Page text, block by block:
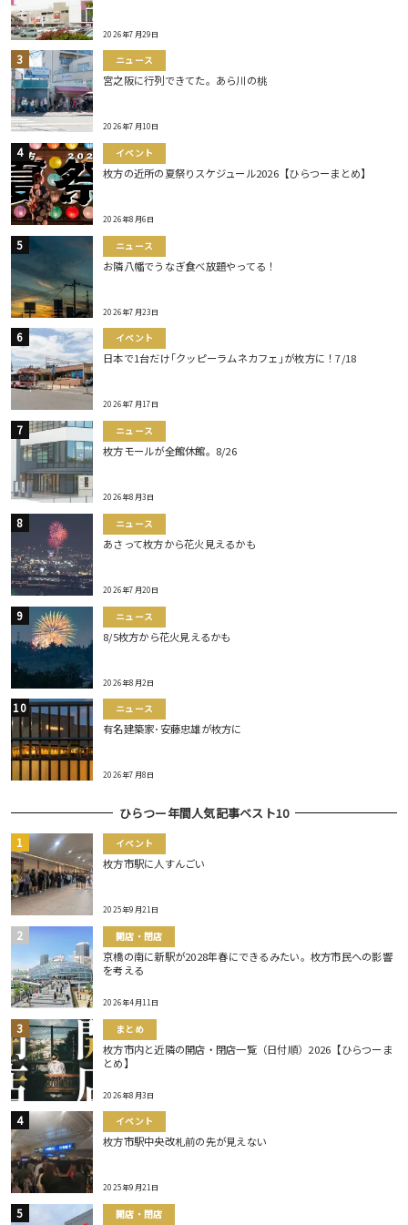
2026年7月29日
ニュース
宮之阪に行列できてた。あら川の桃
2026年7月10日
イベント
枚方の近所の夏祭りスケジュール2026【ひらつーまとめ】
2026年8月6日
ニュース
お隣八幡でうなぎ食べ放題やってる！
2026年7月23日
イベント
日本で1台だけ｢クッピーラムネカフェ｣が枚方に！7/18
2026年7月17日
ニュース
枚方モールが全館休館。8/26
2026年8月3日
ニュース
あさって枚方から花火見えるかも
2026年7月20日
ニュース
8/5枚方から花火見えるかも
2026年8月2日
ニュース
有名建築家･安藤忠雄が枚方に
2026年7月8日
ひらつー年間人気記事ベスト10
イベント
枚方市駅に人すんごい
2025年9月21日
開店・閉店
京橋の南に新駅が2028年春にできるみたい。枚方市民への影響
を考える
2026年4月11日
まとめ
枚方市内と近隣の開店・閉店一覧（日付順）2026【ひらつーま
とめ】
2026年8月3日
イベント
枚方市駅中央改札前の先が見えない
2025年9月21日
開店・閉店